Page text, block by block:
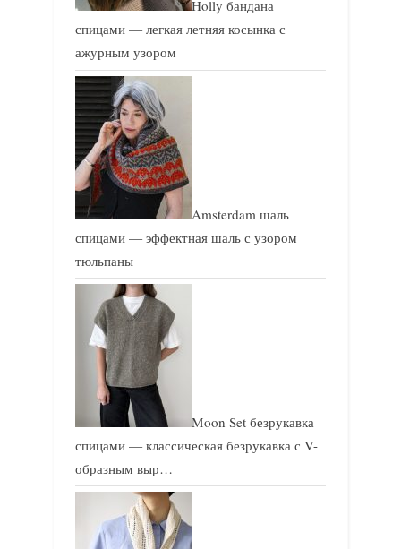
Holly бандана
спицами — легкая летняя косынка с
ажурным узором
Amsterdam шаль
спицами — эффектная шаль с узором
тюльпаны
Moon Set безрукавка
спицами — классическая безрукавка с V-
образным выр…